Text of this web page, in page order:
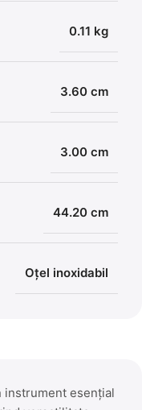
0.11 kg
3.60 cm
3.00 cm
44.20 cm
Oțel inoxidabil
instrument esențial